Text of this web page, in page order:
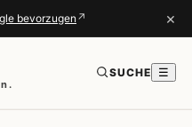
bevorzugen ↗ ×
SUCHE ☰